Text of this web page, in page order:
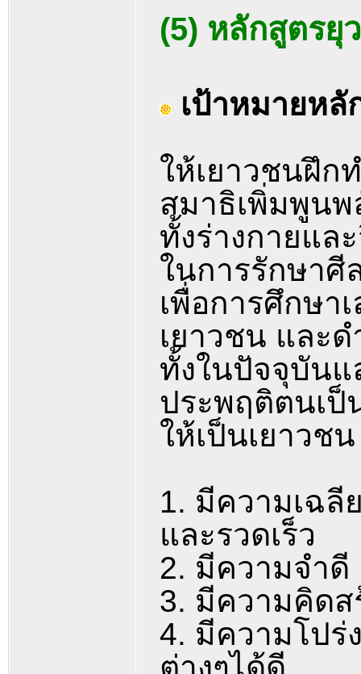
(5) หลักสูตรยุ
เป้าหมายหลั
ให้เยาวชนฝึก
สมาธิเพิ่มพูนพ
ทั้งร่างกายแ
ในการรักษา
เพื่อการศึกษา
เยาวชน และ
ทั้งในปัจจุบัน
ประพฤติตนเ
ให้เป็นเยาวชน
1. มีความเฉลี
และรวดเร็ว
2. มีความจำดี
3. มีความคิดส
4. มีความโปร่